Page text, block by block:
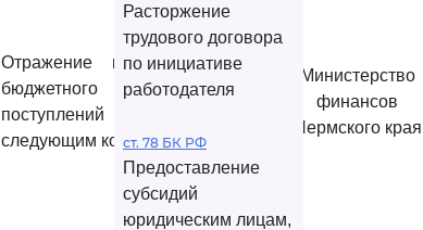
Отражение на лицевом счете
бюджетного учреждения
поступлений отражается по
следующим кодам КОСГУ:
Министерство
финансов
Пермского края
Расторжение
трудового договора
по инициативе
работодателя
ст. 78 БК РФ
Предоставление
субсидий
юридическим лицам,